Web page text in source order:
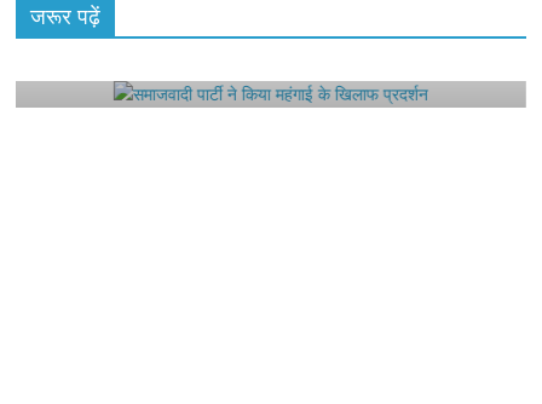
जरूर पढ़ें
समाजवादी पार्टी ने किया महंगाई के खिलाफ प्रदर्शन